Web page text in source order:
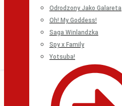
Odrodzony Jako Galareta
Oh! My Goddess!
Saga Winlandzka
Spy x Family
Yotsuba!